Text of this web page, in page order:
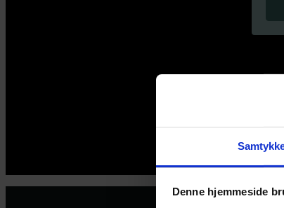
Denne hjemmeside
26639670